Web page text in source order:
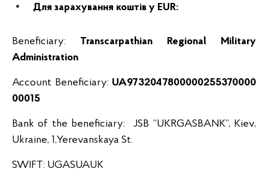
Для зарахування коштів у EUR:
Beneficiary: Transcarpathian Regional Military
Administration
Account Beneficiary: UA9732047800000255370000
00015
Bank of the beneficiary: JSB “UKRGASBANK”, Kiev,
Ukraine, 1,Yerevanskaya St.
SWIFT: UGASUAUK